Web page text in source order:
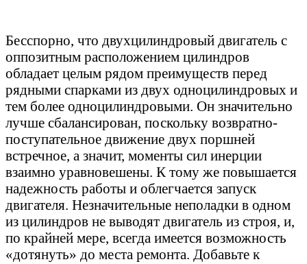
Бесспорно, что двухцилиндровый двигатель с
оппозитным расположением цилиндров
обладает целым рядом преимуществ перед
рядными спарками из двух одноцилиндровых и
тем более одноцилиндровыми. Он значительно
лучше сбалансирован, поскольку возвратно-
поступательное движение двух поршней
встречное, а значит, моменты сил инерции
взаимно уравновешены. К тому же повышается
надежность работы и облегчается запуск
двигателя. Незначительные неполадки в одном
из цилиндров не выводят двигатель из строя, и,
по крайней мере, всегда имеется возможность
«дотянуть» до места ремонта. Добавьте к